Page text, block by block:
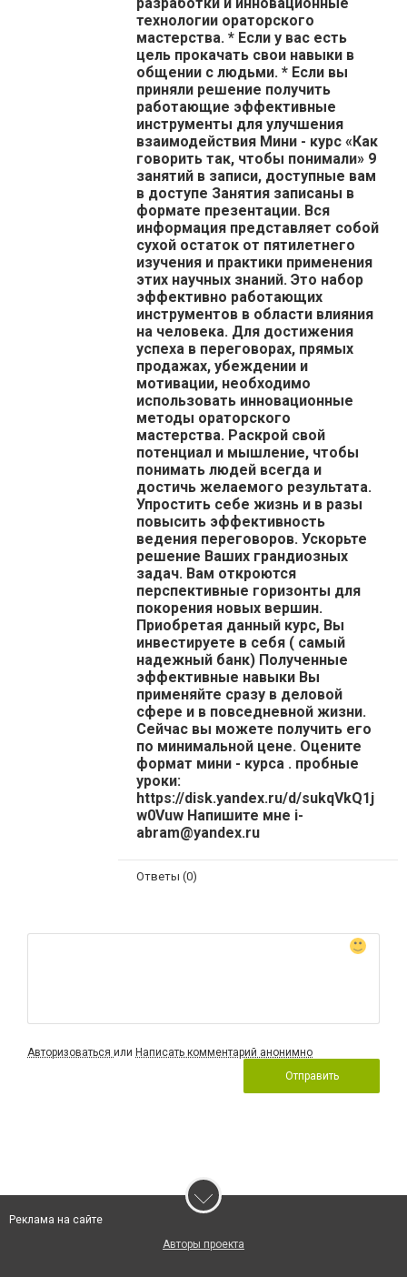
технологии ораторского
мастерства. * Если у вас есть
цель прокачать свои навыки в
общении с людьми. * Если вы
приняли решение получить
работающие эффективные
инструменты для улучшения
взаимодействия Мини - курс «Как
говорить так, чтобы понимали» 9
занятий в записи, доступные вам
в доступе Занятия записаны в
формате презентации. Вся
информация представляет собой
сухой остаток от пятилетнего
изучения и практики применения
этих научных знаний. Это набор
эффективно работающих
инструментов в области влияния
на человека. Для достижения
успеха в переговорах, прямых
продажах, убеждении и
мотивации, необходимо
использовать инновационные
методы ораторского
мастерства. Раскрой свой
потенциал и мышление, чтобы
понимать людей всегда и
достичь желаемого результата.
Упростить себе жизнь и в разы
повысить эффективность
ведения переговоров. Ускорьте
решение Ваших грандиозных
задач. Вам откроются
перспективные горизонты для
покорения новых вершин.
Приобретая данный курс, Вы
инвестируете в себя ( самый
надежный банк) Полученные
эффективные навыки Вы
применяйте сразу в деловой
сфере и в повседневной жизни.
Сейчас вы можете получить его
по минимальной цене. Оцените
формат мини - курса . пробные
уроки:
https://disk.yandex.ru/d/sukqVkQ1j
w0Vuw Напишите мне i-
abram@yandex.ru
Ответы (0)
Авторизоваться или Написать комментарий анонимно
Отправить
Реклама на сайте
Авторы проекта